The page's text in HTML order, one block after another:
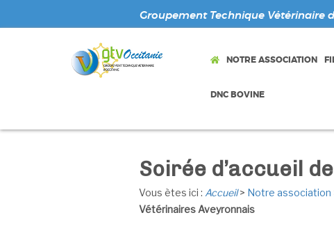
Groupement Technique Vétérinaire
NOTRE ASSOCIATION
DNC BOVINE
Soirée d’accueil
Vous ètes ici : Accueil> Notre association
Vétérinaires Aveyronnais